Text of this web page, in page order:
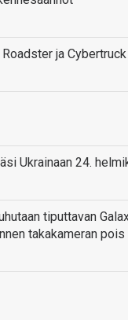
Roadster ja
Ukrainaan 24.
tiputtavan
takakameran pois